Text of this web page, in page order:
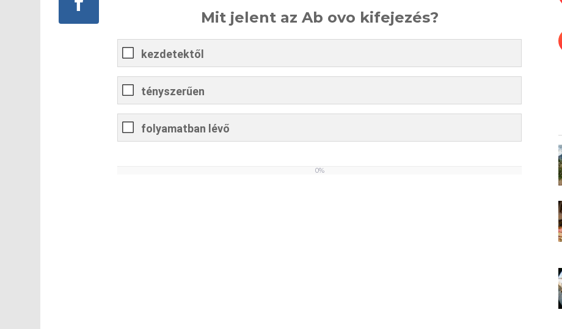
Mit jelent az Ab ovo kifejezés?
kezdetektől
tényszerűen
folyamatban lévő
0%